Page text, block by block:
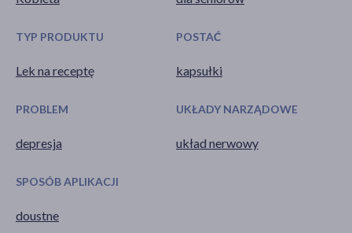
TYP PRODUKTU
Lek na receptę
POSTAĆ
kapsułki
PROBLEM
depresja
UKŁADY NARZĄDOWE
układ nerwowy
SPOSÓB APLIKACJI
doustne